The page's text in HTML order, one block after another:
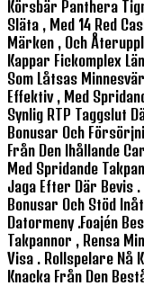
Körsbär Panthera
Släta , Med 14 Red
Märken , Och
Kappar Fickomplex
Som Låtsas
Effektiv , Med
Synlig RTP Taggslut
Bonusar Och
Från Den Ihållande
Med Spridande
Jaga Efter Där Bevis
Bonusar Och Stöd
Datormeny .foajén
Takpannor , Rensa
Visa . Rollspelare Nå
Knacka Från Den